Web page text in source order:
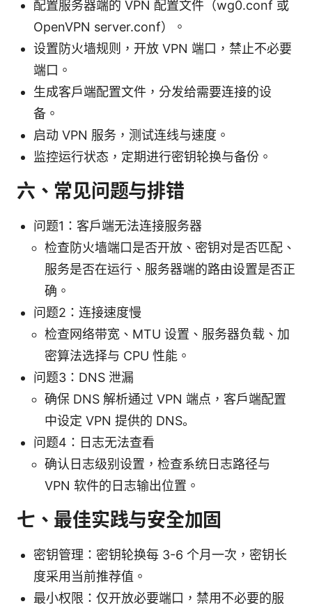
配置服务器端的 VPN 配置文件（wg0.conf 或
OpenVPN server.conf）。
设置防火墙规则，开放 VPN 端口，禁止不必要
端口。
生成客户端配置文件，分发给需要连接的设
备。
启动 VPN 服务，测试连线与速度。
监控运行状态，定期进行密钥轮换与备份。
六、常见问题与排错
问题1：客户端无法连接服务器
检查防火墙端口是否开放、密钥对是否匹配、
服务是否在运行、服务器端的路由设置是否正
确。
问题2：连接速度慢
检查网络带宽、MTU 设置、服务器负载、加
密算法选择与 CPU 性能。
问题3：DNS 泄漏
确保 DNS 解析通过 VPN 端点，客户端配置
中设定 VPN 提供的 DNS。
问题4：日志无法查看
确认日志级别设置，检查系统日志路径与
VPN 软件的日志输出位置。
七、最佳实践与安全加固
密钥管理：密钥轮换每 3-6 个月一次，密钥长
度采用当前推荐值。
最小权限：仅开放必要端口，禁用不必要的服